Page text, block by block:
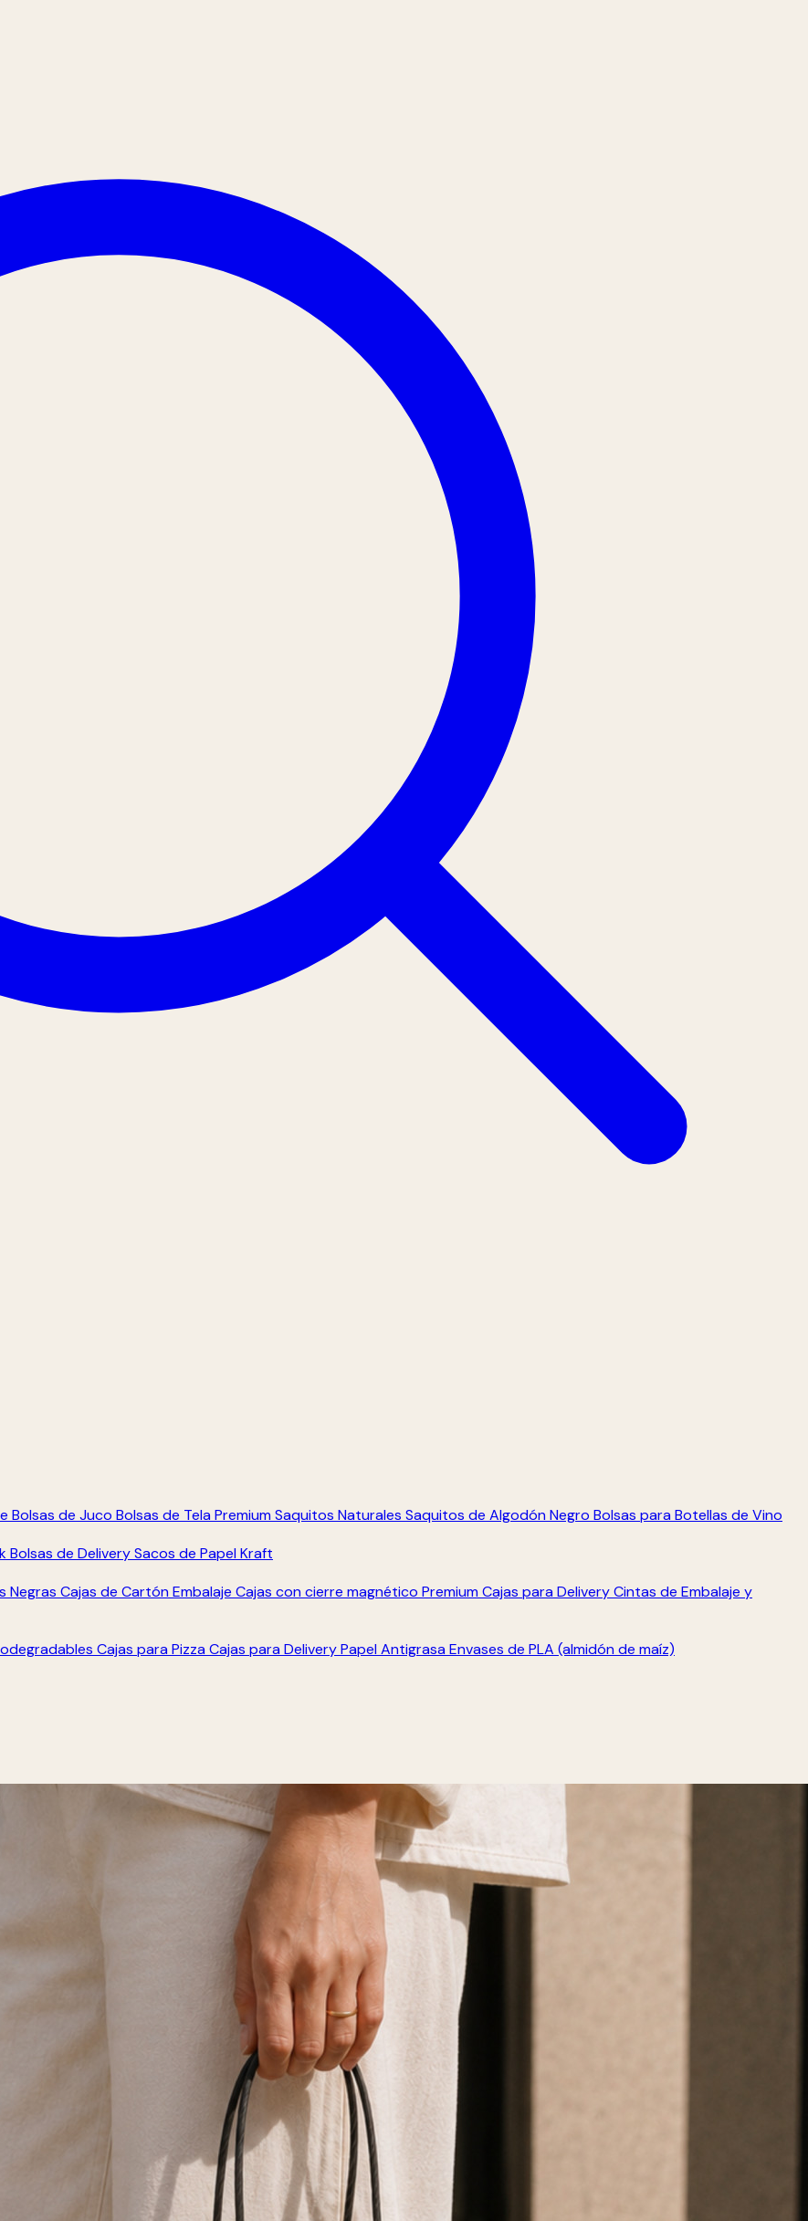
Bolsas de Juco Bolsas de Tela Premium Saquitos Naturales Saquitos de Algodón Negro Bolsas para Botellas de Vino
Bolsas de DeliverySacos de Papel Kraft
Negras Cajas de Cartón Embalaje Cajas con cierre magnético Premium Cajas para DeliveryCintas de Embalaje y
Cajas para Pizza Cajas para DeliveryPapel Antigrasa Envases de PLA (almidón de maíz)